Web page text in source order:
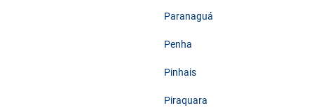
Paranaguá
Penha
Pinhais
Piraquara